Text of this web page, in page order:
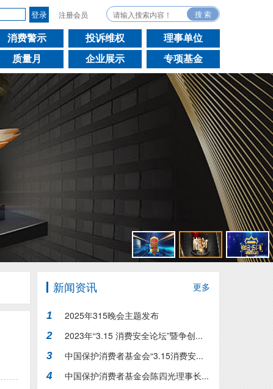
注册会员
消费警示 投诉维权
理事单位
质量月 企业展示 专项基金
新闻资讯 更多
1 2025年315晚会主题发布
2 2023年“3.15 消费安全论坛”暨争创...
3 中国保护消费者基金会“3.15消费安...
4 中国保护消费者基金会陈四光理事长...